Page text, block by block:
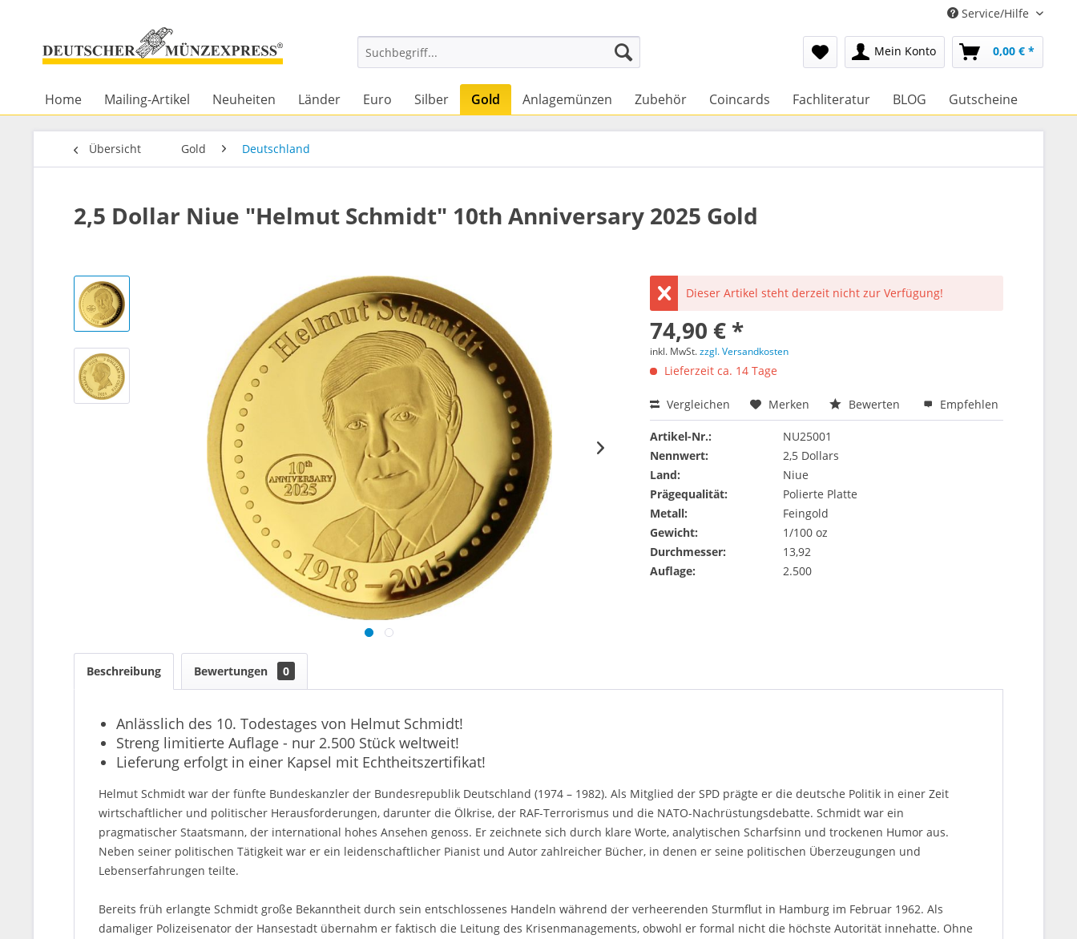
Service/Hilfe
Mein Konto 0,00 € *
Home Mailing-Artikel Neuheiten Länder Euro Silber Gold Anlagemünzen Zubehör Coincards Fachliteratur BLOG Gutscheine
Übersicht Gold Deutschland
2,5 Dollar Niue "Helmut Schmidt" 10th Anniversary 2025 Gold
Dieser Artikel steht derzeit nicht zur Verfügung!
74,90 € *
inkl. MwSt.zzgl. Versandkosten
Lieferzeit ca. 14 Tage
Vergleichen Merken Bewerten Empfehlen
Artikel-Nr.:
NU25001
Nennwert:
2,5 Dollars
Land:
Niue
Prägequalität:
Polierte Platte
Metall:
Feingold
Gewicht:
1/100 oz
Durchmesser:
13,92
Auflage:
2.500
Beschreibung Bewertungen 0
Anlässlich des 10. Todestages von Helmut Schmidt!
Streng limitierte Auflage - nur 2.500 Stück weltweit!
Lieferung erfolgt in einer Kapsel mit Echtheitszertifikat!
Helmut Schmidt war der fünfte Bundeskanzler der Bundesrepublik Deutschland (1974 – 1982). Als Mitglied der SPD prägte er die deutsche Politik in einer Zeit
wirtschaftlicher und politischer Herausforderungen, darunter die Ölkrise, der RAF-Terrorismus und die NATO-Nachrüstungsdebatte. Schmidt war ein
pragmatischer Staatsmann, der international hohes Ansehen genoss. Er zeichnete sich durch klare Worte, analytischen Scharfsinn und trockenen Humor aus.
Neben seiner politischen Tätigkeit war er ein leidenschaftlicher Pianist und Autor zahlreicher Bücher, in denen er seine politischen Überzeugungen und
Lebenserfahrungen teilte.
Bereits früh erlangte Schmidt große Bekanntheit durch sein entschlossenes Handeln während der verheerenden Sturmflut in Hamburg im Februar 1962. Als
damaliger Polizeisenator der Hansestadt übernahm er faktisch die Leitung des Krisenmanagements, obwohl er formal nicht die höchste Autorität innehatte. Ohne